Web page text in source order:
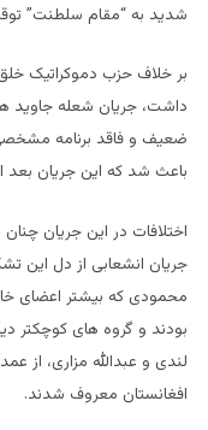
شدید به “مقام سلطنت”
بر خلاف حزب دموکراتیک
داشت، جریان شعله جاوید
ضعیف و فاقد برنامه
باعث شد که این جریان بعد
اختلافات در این جریان
جریان انشعابی از دل این
محمودی که بیشتر اعضای
بودند و گروه های کوچکتر
لندی و عبدالله مزاری، از
افغانستان معروف شدند.